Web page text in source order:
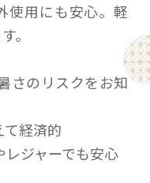
使用にも安心。軽
。
さのリスクをお知
経済的
ジャーでも安心